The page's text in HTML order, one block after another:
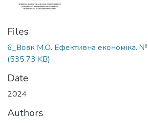
Files
6_Вовк М.О. Ефективна економіка.
(535.73 KB)
Date
2024
Authors